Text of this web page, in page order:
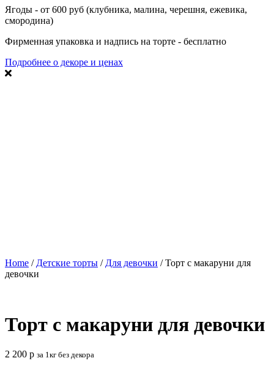
Ягоды - от 600 руб (клубника, малина, черешня, ежевика,
смородина)
Фирменная упаковка и надпись на торте - бесплатно
Подробнее о декоре и ценах
Home / Детские торты / Для девочки / Торт с макаруни для
девочки
Торт с макаруни для девочки
2 200 р за 1кг без декора